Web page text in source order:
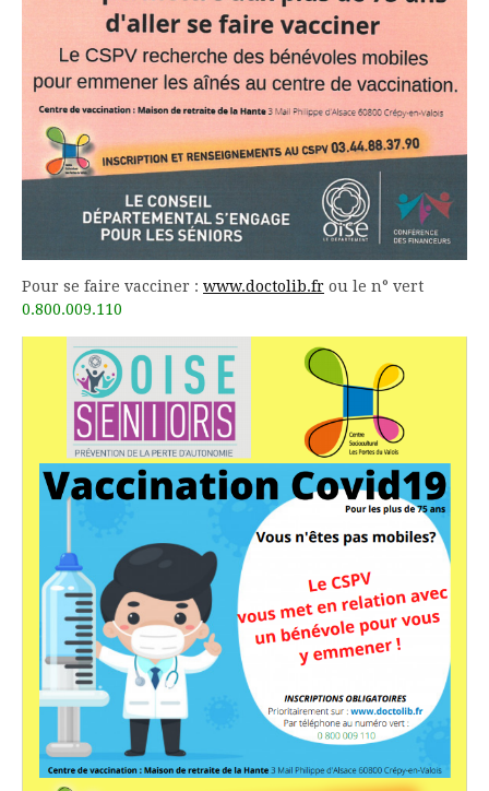
Pour se faire vacciner : www.doctolib.fr ou le n° vert
0.800.009.110